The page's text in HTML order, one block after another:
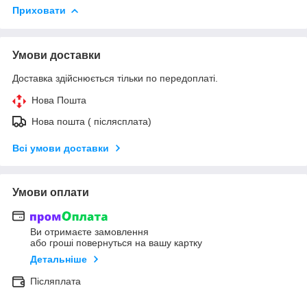
Приховати
Умови доставки
Доставка здійснюється тільки по передоплаті.
Нова Пошта
Нова пошта ( післясплата)
Всі умови доставки
Умови оплати
Ви отримаєте замовлення
або гроші повернуться на вашу картку
Детальніше
Післяплата